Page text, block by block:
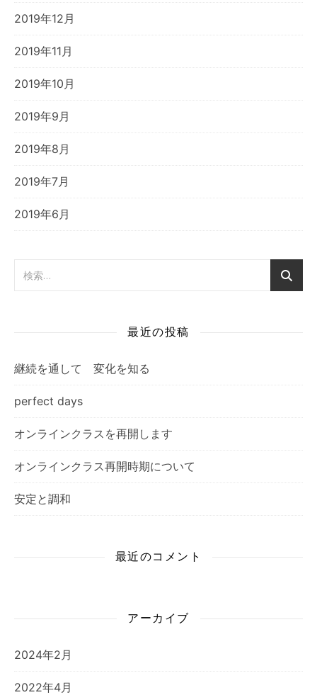
2019年12月
2019年11月
2019年10月
2019年9月
2019年8月
2019年7月
2019年6月
最近の投稿
継続を通して 変化を知る
perfect days
オンラインクラスを再開します
オンラインクラス再開時期について
安定と調和
最近のコメント
アーカイブ
2024年2月
2022年4月